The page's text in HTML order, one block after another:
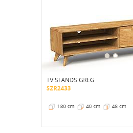
TV STANDS GREG
SZR2433
180 cm 40 cm 48 cm